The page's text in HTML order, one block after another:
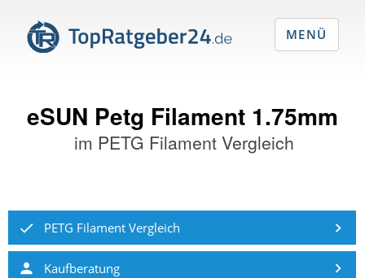
eSUN Petg Filament 1.75mm
im PETG Filament Vergleich
PETG Filament Vergleich
Kaufberatung
MENÜ